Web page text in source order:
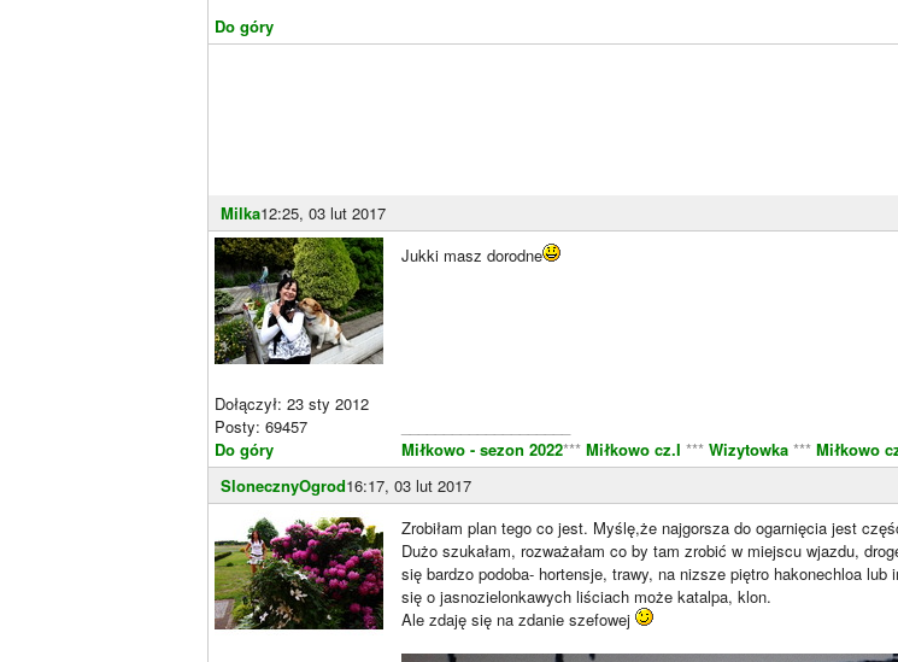
Do góry
Milka12:25, 03 lut 2017
Dołączył: 23 sty 2012
Posty: 69457
Do góry
Jukki masz dorodne
Miłkowo - sezon 2022*** Miłkowo cz.I *** Wizytowka *** Miłkowo
SlonecznyOgrod16:17, 03 lut 2017
Zrobiłam plan tego co jest. Myślę,że najgorsza do ogarnięcia jest
Dużo szukałam, rozważałam co by tam zrobić w miejscu wjazdu,
się bardzo podoba- hortensje, trawy, na nizsze piętro hakonechloa
się o jasnozielonkawych liściach może katalpa, klon.
Ale zdaję się na zdanie szefowej